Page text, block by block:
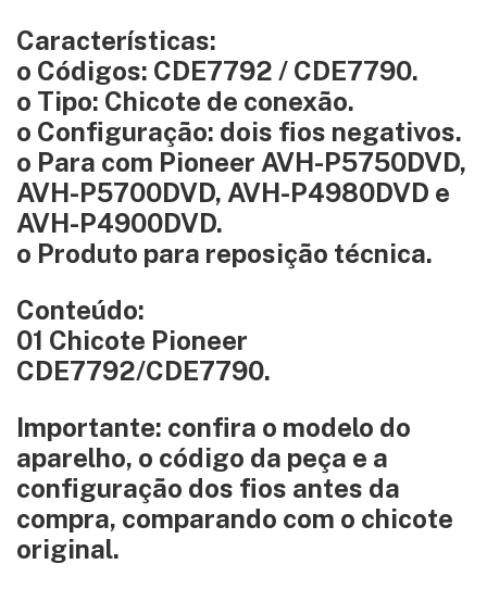
Características:
o Códigos: CDE7792 / CDE7790.
o Tipo: Chicote de conexão.
o Configuração: dois fios negativos.
o Para com Pioneer AVH-P5750DVD,
AVH-P5700DVD, AVH-P4980DVD e
AVH-P4900DVD.
o Produto para reposição técnica.
Conteúdo:
01 Chicote Pioneer
CDE7792/CDE7790.
Importante: confira o modelo do
aparelho, o código da peça e a
configuração dos fios antes da
compra, comparando com o chicote
original.